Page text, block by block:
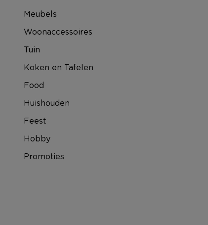
Meubels
Woonaccessoires
Tuin
Koken en Tafelen
Food
Huishouden
Feest
Hobby
Promoties